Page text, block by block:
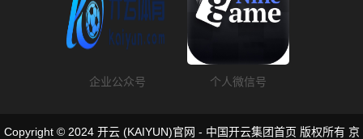
企业公众号 个人微信号
Copyright © 2024 开云 (KAIYUN)官网 - 中国开云集团首页 版权所有 京